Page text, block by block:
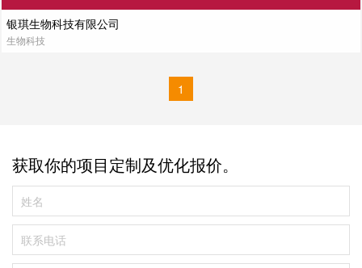
银琪生物科技有限公司
生物科技
1
获取你的项目定制及优化报价。